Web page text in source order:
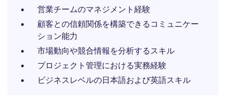
営業チームのマネジメント経験
顧客との信頼関係を構築できるコミュニケー
ション能力
市場動向や競合情報を分析するスキル
プロジェクト管理における実務経験
ビジネスレベルの日本語および英語スキル